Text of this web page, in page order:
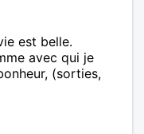
est belle.
avec qui je
(sorties,